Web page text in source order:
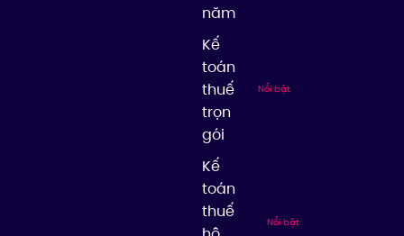
năm
Kế
toán
thuế
trọn
gói
Nổi bật
Kế
toán
thuế
Nổi bật